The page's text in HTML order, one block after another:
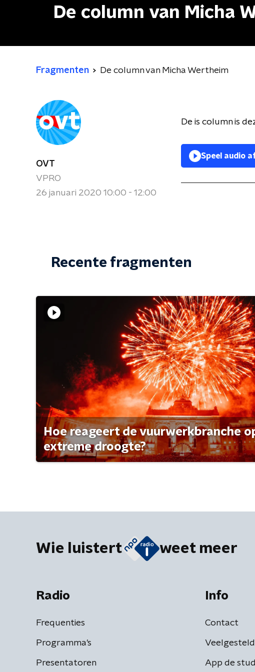
De column van Micha
Fragmenten De column van Micha Wertheim
OVT
VPRO
26 januari 2020 10:00 - 12:00
De is column is
Speel audio
Recente fragmenten
Hoe reageert de vuurwerkbranche
extreme droogte?
Wie luistert weet meer
Radio
Frequenties
Programma's
Presentatoren
Info
Contact
App de